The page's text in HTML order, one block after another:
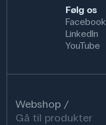
Følg os
Facebook
LinkedIn
YouTube
Webshop
Gå til produkter